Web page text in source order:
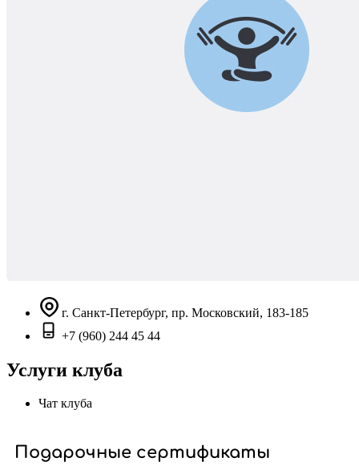
г. Санкт-Петербург, пр. Московский, 183-185
+7 (960) 244 45 44
Услуги клуба
Чат клуба